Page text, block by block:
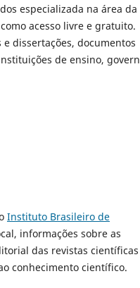
especializada na área da
acesso livre e gratuito.
dissertações, documentos
de ensino,
Instituto Brasileiro de
informações sobre as
das revistas científicas
conhecimento científico.